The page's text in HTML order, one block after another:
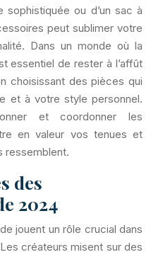
sophistiquée ou d’un sac à
peut sublimer votre
Dans un monde où la
essentiel de rester à l’affût
choisissant des pièces qui
et à votre style personnel.
et coordonner les
en valeur vos tenues et
ressemblent.
des
2024
jouent un rôle crucial dans
créateurs misent sur des